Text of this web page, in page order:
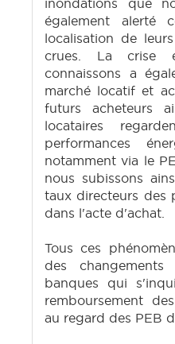
inondations que
également alerté
localisation de
crues. La crise
connaissons a
marché locatif et
futurs acheteurs
locataires
performances
notamment via le
nous subissons
taux directeurs des
dans l'acte d'achat.
Tous ces
des
banques qui
remboursement
au regard des PEB